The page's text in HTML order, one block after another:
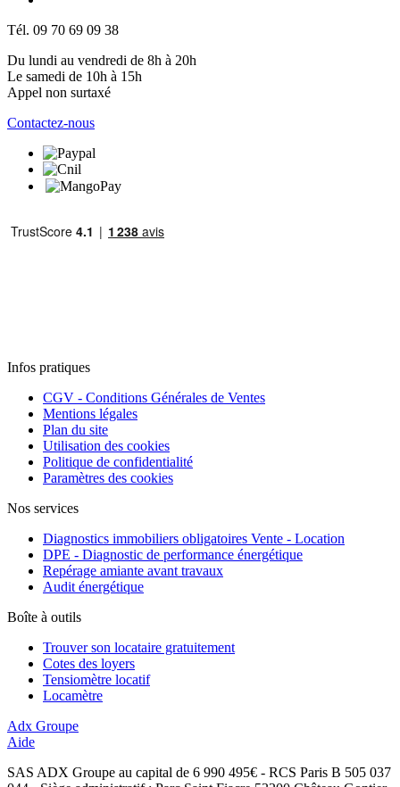
Tél. 09 70 69 09 38
Du lundi au vendredi de 8h à 20h
Le samedi de 10h à 15h
Appel non surtaxé
Contactez-nous
Infos pratiques
CGV - Conditions Générales de Ventes
Mentions légales
Plan du site
Utilisation des cookies
Politique de confidentialité
Paramètres des cookies
Nos services
Diagnostics immobiliers obligatoires Vente - Location
DPE - Diagnostic de performance énergétique
Repérage amiante avant travaux
Audit énergétique
Boîte à outils
Trouver son locataire gratuitement
Cotes des loyers
Tensiomètre locatif
Locamètre
Adx Groupe
Aide
SAS ADX Groupe au capital de 6 990 495€ - RCS Paris B 505 037